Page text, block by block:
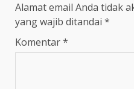
Alamat email Anda tidak
yang wajib ditandai *
Komentar*